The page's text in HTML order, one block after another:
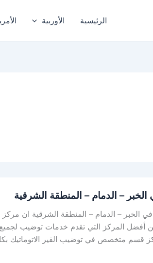
الرئيسية الأوربية
– الدمام – المنطقة الشرقية
– الدمام – المنطقة الشرقية ان مركز
أفضل المركز التي تقدم خدمات توضيب لجميع
قسم متخصص في توضيب القير الاتوماتيك